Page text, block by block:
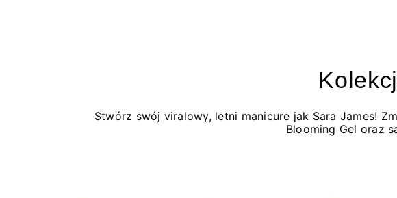
Stwórz swój viralowy, letni manicure jak Sara James!
Blooming Gel oraz